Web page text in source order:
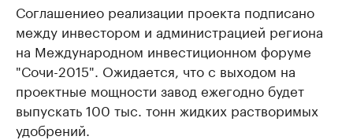
Соглашениео реализации проекта подписано
между инвестором и администрацией региона
на Международном инвестиционном форуме
"Сочи-2015". Ожидается, что с выходом на
проектные мощности завод ежегодно будет
выпускать 100 тыс. тонн жидких растворимых
удобрений.